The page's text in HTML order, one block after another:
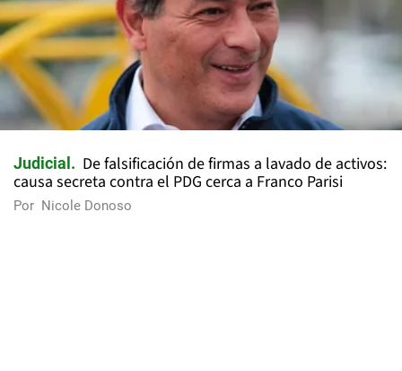
Judicial
De falsificación de firmas a lavado de activos:
causa secreta contra el PDG cerca a Franco Parisi
Por Nicole Donoso